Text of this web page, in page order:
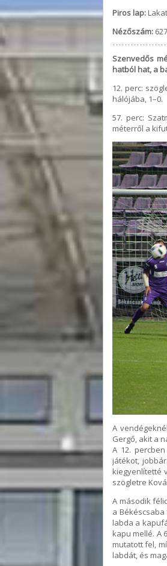
Piros lap:
Nézőszám: 627
Szenvedős
hatból hat, a
12. perc:
hálójába, 1–0.
57. perc:
méterről a
A
Gergő, akit a
A 12.
játékot,
kiegyenlítetté
szögletre
A második
a
labda a
kapu mellé. A
mutatott fel,
labdát, és